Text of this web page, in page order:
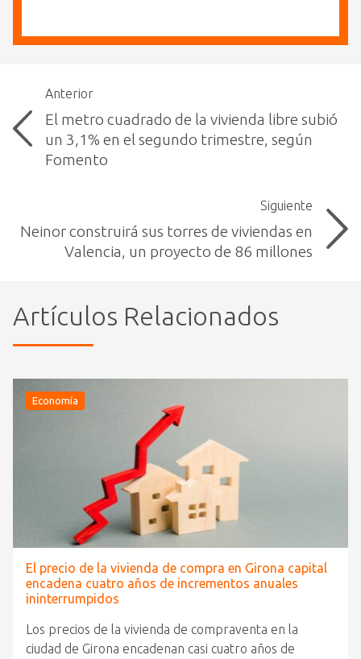
Anterior
El metro cuadrado de la vivienda libre subió
un 3,1% en el segundo trimestre, según
Fomento
Siguiente
Neinor construirá sus torres de viviendas en
Valencia, un proyecto de 86 millones
Artículos Relacionados
Economía
El precio de la vivienda de compra en Girona capital
encadena cuatro años de incrementos anuales
ininterrumpidos
Los precios de la vivienda de compraventa en la
ciudad de Girona encadenan casi cuatro años de